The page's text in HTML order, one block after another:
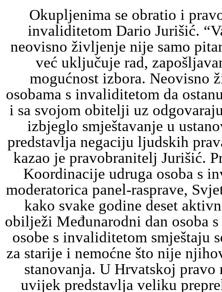
Okupljenima se obratio i
invaliditetom Dario Jurišić.
neovisno življenje nije samo
već uključuje rad,
mogućnost izbora. Neovisno
osobama s invaliditetom da
i sa svojom obitelji uz
izbjeglo smještavanje u
predstavlja negaciju ljudskih
kazao je pravobranitelj Jurišić.
Koordinacije udruga osoba s
moderatorica panel-rasprave,
kako svake godine deset
obilježi Međunarodni dan osoba
osobe s invaliditetom smještaju
za starije i nemoćne što nije
stanovanja. U Hrvatskoj
uvijek predstavlja veliku